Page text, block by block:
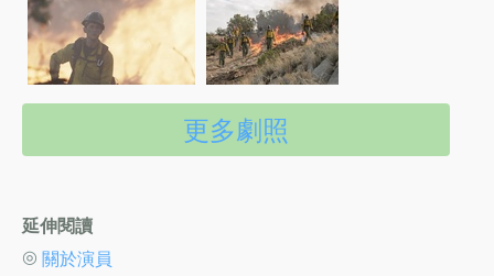
更多劇照
延伸閱讀
◎ 關於演員